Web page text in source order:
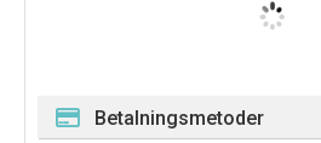
Betalningsmetoder